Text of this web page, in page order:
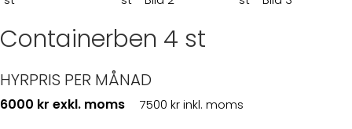
Containerben 4 st
HYRPRIS PER MÅNAD
6000 kr exkl. moms 7500 kr inkl. moms